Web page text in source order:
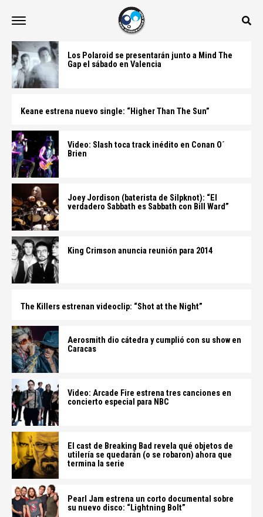
Los Polaroid se presentarán junto a Mind The
Gap el sábado en Valencia
Keane estrena nuevo single: “Higher Than The Sun”
Video: Slash toca track inédito en Conan O´
Brien
Joey Jordison (baterista de Silpknot): “El
verdadero Sabbath es Sabbath con Bill Ward”
King Crimson anuncia reunión para 2014
The Killers estrenan videoclip: “Shot at the Night”
Aerosmith dio cátedra y cumplió con su show en
Caracas
Video: Arcade Fire estrena tres canciones en
concierto especial para NBC
El cast de Breaking Bad revela qué objetos de
utilería se quedarán (o se robaron) ahora que
termina la serie
Pearl Jam estrena un corto documental sobre
su nuevo disco: “Lightning Bolt”